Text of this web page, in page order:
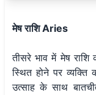
मेष राशि Aries
तीसरे भाव में मेष राशि
स्थित होने पर
उत्साह के साथ